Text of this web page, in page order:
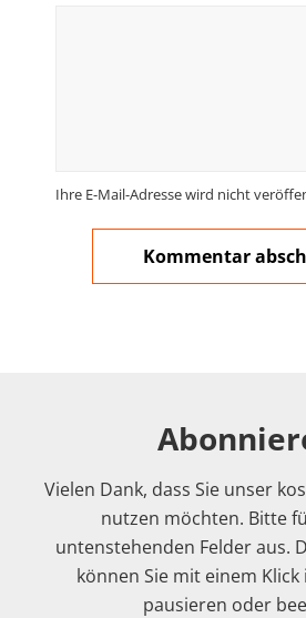
Ihre E-Mail-Adresse wird nicht
Vielen Dank, dass Sie unser
nutzen möchten. Bitte
untenstehenden Felder aus.
können Sie mit einem Klick
pausieren oder